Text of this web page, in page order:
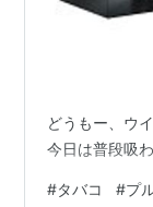
どうもー、ウ
今日は普段吸
#タバコ #プ